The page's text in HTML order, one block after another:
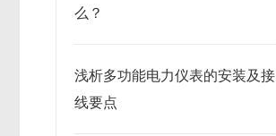
么？
浅析多功能电力仪表的安装及接
线要点